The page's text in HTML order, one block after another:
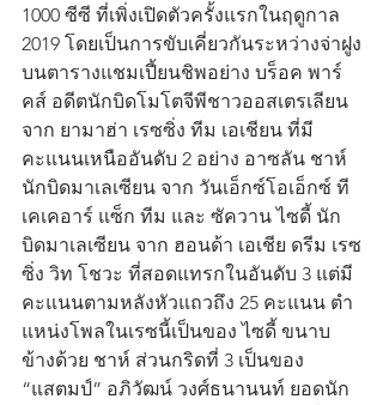
1000 ซีซี ที่เพิ่งเปิดตัวครั้งแรกในฤดูกาล
2019 โดยเป็นการขับเคี่ยวกันระหว่างจ่าฝูง
บนตารางแชมเปี้ยนชิพอย่าง บร็อค พาร์
คส์ อดีตนักบิดโมโตจีพีชาวออสเตรเลียน
จาก ยามาฮ่า เรซซิ่ง ทีม เอเชียน ที่มี
คะแนนเหนืออันดับ 2 อย่าง อาซลัน ชาห์
นักบิดมาเลเซียน จาก วันเอ็กซ์โอเอ็กซ์ ที
เคเคอาร์ แซ็ก ทีม และ ซัควาน ไซดี้ นัก
บิดมาเลเซียน จาก ฮอนด้า เอเชีย ดรีม เรซ
ซิ่ง วิท โชวะ ที่สอดแทรกในอันดับ 3 แต่มี
คะแนนตามหลังหัวแถวถึง 25 คะแนน ตำ
แหน่งโพลในเรซนี้เป็นของ ไซดี้ ขนาบ
ข้างด้วย ชาห์ ส่วนกริดที่ 3 เป็นของ
“แสตมป์” อภิวัฒน์ วงศ์ธนานนท์ ยอดนัก